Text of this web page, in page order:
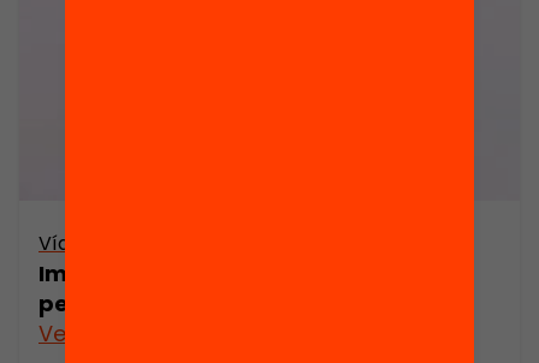
Vídeo
Imma Marín – 3 prioritats educatives
per a la Catalunya d’avui
Veure’n més